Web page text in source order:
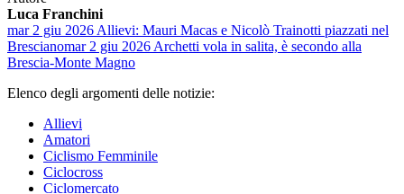
Luca Franchini
mar 2 giu 2026Allievi: Mauri Macas e Nicolò Trainotti piazzati nel
Brescianomar 2 giu 2026Archetti vola in salita, è secondo alla
Brescia-Monte Magno
Elenco degli argomenti delle notizie:
Allievi
Amatori
Ciclismo Femminile
Ciclocross
Ciclomercato